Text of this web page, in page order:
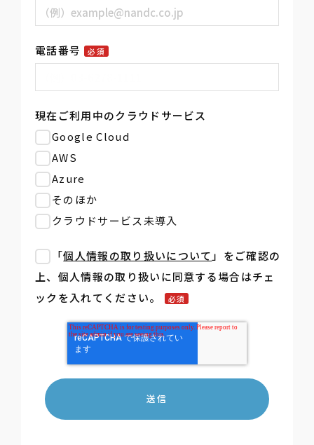
電話番号 必須
現在ご利用中のクラウドサービス
Google Cloud
AWS
Azure
そのほか
クラウドサービス未導入
「個人情報の取り扱いについて 」をご確認の
上、個人情報の取り扱いに同意する場合はチェ
ックを入れてください。
必須